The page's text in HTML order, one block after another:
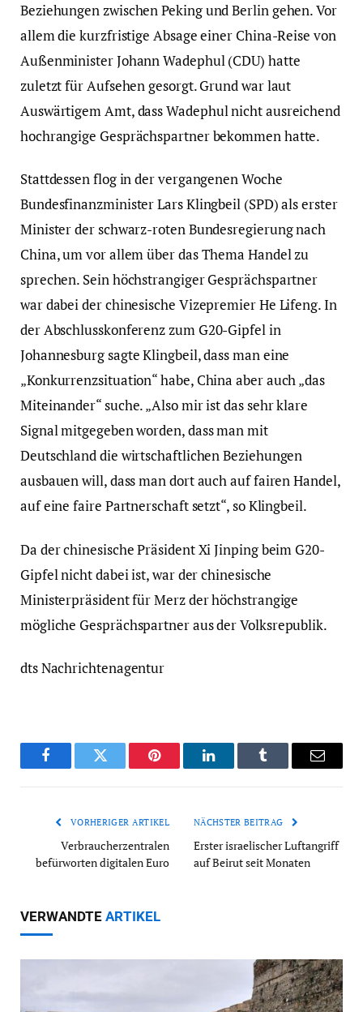
Beziehungen zwischen Peking und Berlin gehen. Vor
allem die kurzfristige Absage einer China-Reise von
Außenminister Johann Wadephul (CDU) hatte
zuletzt für Aufsehen gesorgt. Grund war laut
Auswärtigem Amt, dass Wadephul nicht ausreichend
hochrangige Gesprächspartner bekommen hatte.
Stattdessen flog in der vergangenen Woche
Bundesfinanzminister Lars Klingbeil (SPD) als erster
Minister der schwarz-roten Bundesregierung nach
China, um vor allem über das Thema Handel zu
sprechen. Sein höchstrangiger Gesprächspartner
war dabei der chinesische Vizepremier He Lifeng. In
der Abschlusskonferenz zum G20-Gipfel in
Johannesburg sagte Klingbeil, dass man eine
„Konkurrenzsituation“ habe, China aber auch „das
Miteinander“ suche. „Also mir ist das sehr klare
Signal mitgegeben worden, dass man mit
Deutschland die wirtschaftlichen Beziehungen
ausbauen will, dass man dort auch auf fairen Handel,
auf eine faire Partnerschaft setzt“, so Klingbeil.
Da der chinesische Präsident Xi Jinping beim G20-
Gipfel nicht dabei ist, war der chinesische
Ministerpräsident für Merz der höchstrangige
mögliche Gesprächspartner aus der Volksrepublik.
dts Nachrichtenagentur
FacebookTwitter Pinterest LinkedInTumblr Email
VORHERIGER ARTIKEL
Verbraucherzentralen
befürworten digitalen Euro
NÄCHSTER BEITRAG
Erster israelischer Luftangriff
auf Beirut seit Monaten
VERWANDTE ARTIKEL